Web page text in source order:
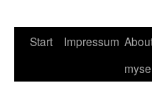
Start Impressum